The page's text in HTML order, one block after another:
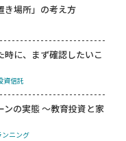
き場所」の考え方
時に、まず確認したいこ
資信託
ンの実態 ～教育投資と家
ニング